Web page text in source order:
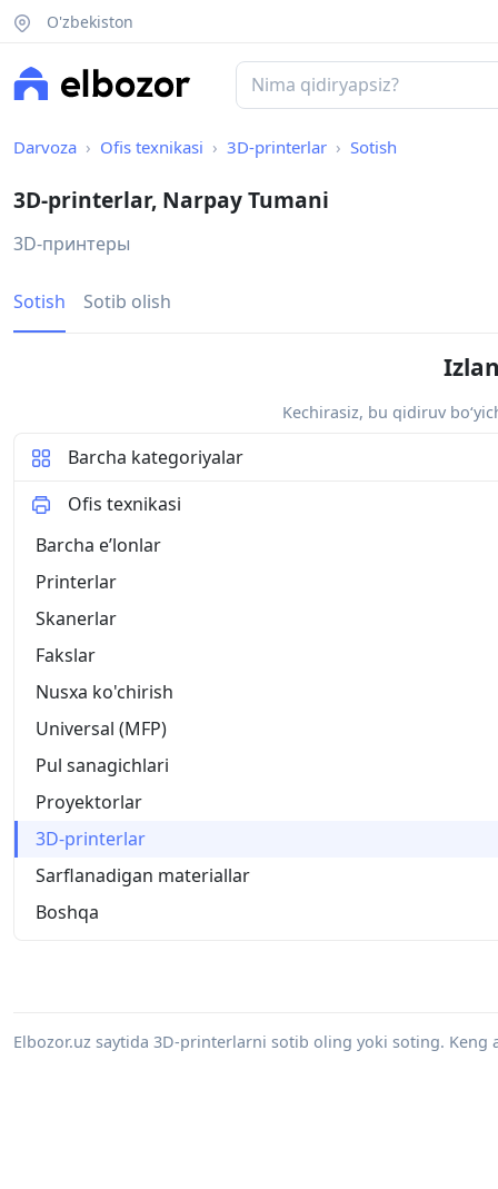
O'zbekiston
Darvoza Ofis texnikasi 3D-printerlar Sotish
3D-printerlar, Narpay Tumani
3D-принтеры
Sotish Sotib olish
Kechirasiz, bu qidiruv
Barcha kategoriyalar
Ofis texnikasi
Barcha eʼlonlar
Printerlar
Skanerlar
Fakslar
Nusxa ko'chirish
Universal (MFP)
Pul sanagichlari
Proyektorlar
3D-printerlar
Sarflanadigan materiallar
Boshqa
Elbozor.uz saytida 3D-printerlarni sotib oling yoki soting.